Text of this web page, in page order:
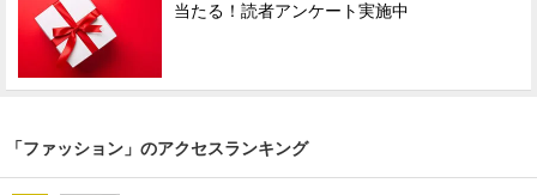
当たる！読者アンケート実施中
「ファッション」のアクセスランキング